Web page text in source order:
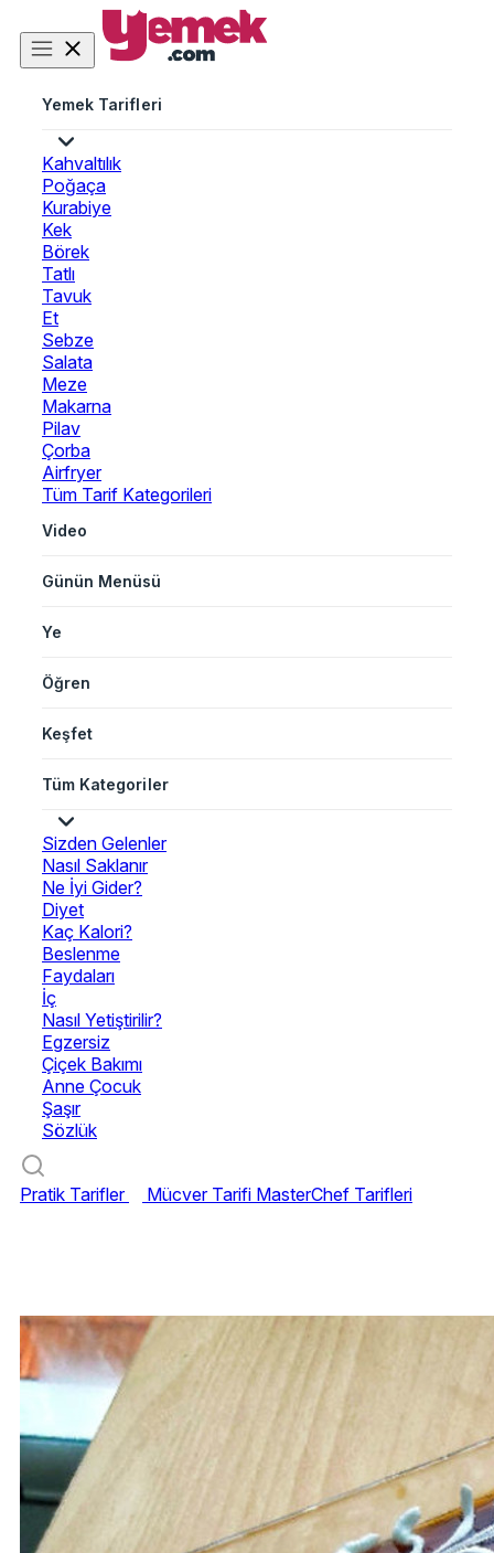
Yemek Tarifleri
Kahvaltılık
Poğaça
Kurabiye
Kek
Börek
Tatlı
Tavuk
Et
Sebze
Salata
Meze
Makarna
Pilav
Çorba
Airfryer
Tüm Tarif Kategorileri
Video
Günün Menüsü
Ye
Öğren
Keşfet
Tüm Kategoriler
Sizden Gelenler
Nasıl Saklanır
Ne İyi Gider?
Diyet
Kaç Kalori?
Beslenme
Faydaları
İç
Nasıl Yetiştirilir?
Egzersiz
Çiçek Bakımı
Anne Çocuk
Şaşır
Sözlük
Pratik Tarifler Mücver Tarifi MasterChef Tarifleri